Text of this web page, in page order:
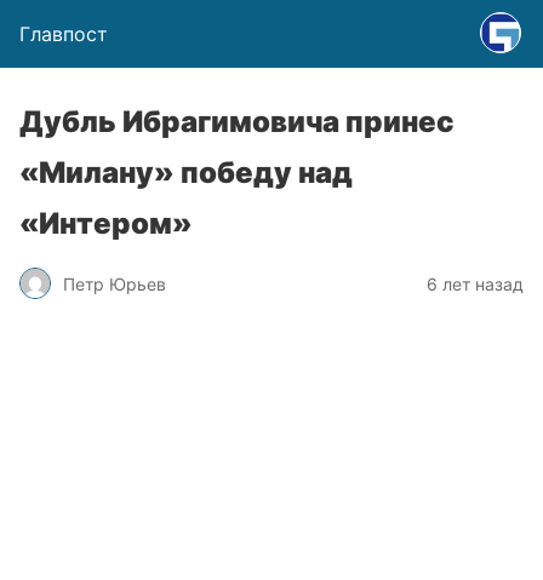
Главпост
Дубль Ибрагимовича принес
«Милану» победу над
«Интером»
Петр Юрьев 6 лет назад